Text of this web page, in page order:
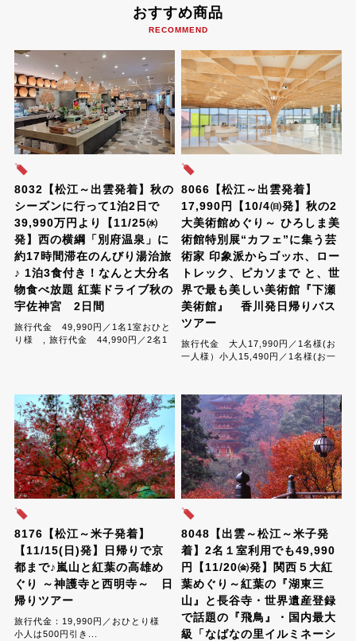
おすすめ商品
RECOMMEND
8032【松江～出雲発着】秋の
シーズンに行って1泊2日で
39,990万円より【11/25㈬
発】西の横綱「別府温泉」に
約17時間滞在のんびり湯治旅
♪ 1泊3食付き！なんと大分名
物食べ放題 紅葉ドライブ秋の
宇佐神宮 2日間
旅行代金 49,990円／1名1室おひと
り様 , 旅行代金 44,990円／2名1
8066【松江～出雲発着】
17,990円【10/4㈰発】秋の2
大美術館めぐり～ ひろしま美
術館特別展“カフェ”に集う芸
術家 印象派からゴッホ、ロー
トレック、ピカソまで と、世
界で最も美しい美術館『下瀬
美術館』 香川発日帰りバス
ツアー
旅行代金 大人17,990円／1名様(お
一人様）小人15,490円／1名様(お一
8176【松江～米子発着】
【11/15(日)発】日帰りで京
都まで♪嵐山と紅葉の高雄め
ぐり ～神護寺と西明寺～ 日
帰りツアー
旅行代金：19,990円／おひとり様
小人は500円引き...
8048【出雲～松江～米子発
着】2名１室利用でも49,990
円【11/20㈮発】関西５大紅
葉めぐり～紅葉の『湖東三
山』と長谷寺・世界遺産登録
で話題の『飛鳥』・国内最大
級「なばなの里イルミネーシ